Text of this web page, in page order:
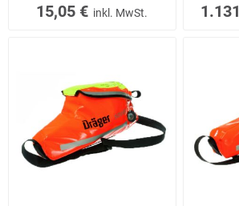
15,05 € inkl. MwSt.